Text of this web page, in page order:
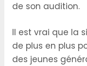
de son audition.
Il est vrai que la
de plus en plus
des jeunes